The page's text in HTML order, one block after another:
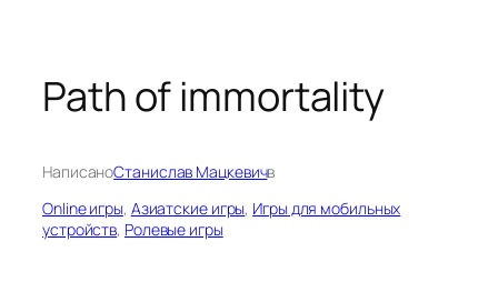
Path of immortality
НаписаноСтанислав Мацкевичв
Online игры, Азиатские игры, Игры для мобильных
устройств, Ролевые игры